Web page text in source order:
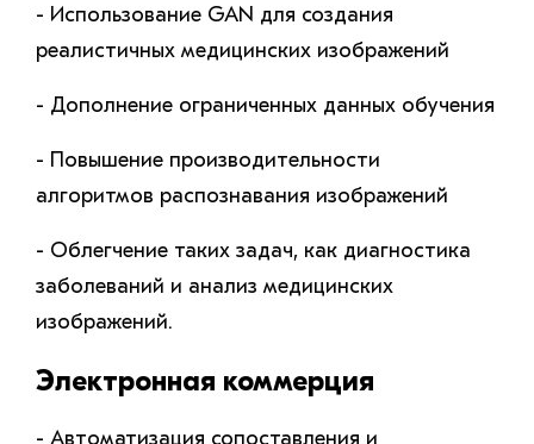
- Использование GAN для создания
реалистичных медицинских изображений
- Дополнение ограниченных данных обучения
- Повышение производительности
алгоритмов распознавания изображений
- Облегчение таких задач, как диагностика
заболеваний и анализ медицинских
изображений.
Электронная коммерция
- Автоматизация сопоставления и